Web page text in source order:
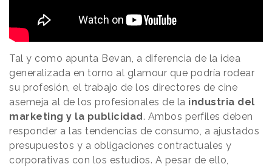
Tal y como apunta Bevan, a diferencia de la idea
generalizada en torno al glamour que podría rodear
su profesión, el trabajo de los directores de cine
asemeja al de los profesionales de la industria del
marketing y la publicidad . Ambos perfiles deben
responder a las tendencias de consumo, a ajustados
presupuestos y a obligaciones contractuales y
corporativas con los estudios. A pesar de ello,